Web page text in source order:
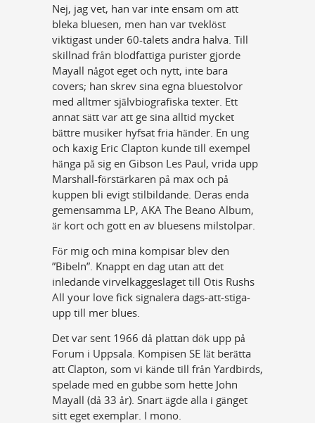
Nej, jag vet, han var inte ensam om att
bleka bluesen, men han var tveklöst
viktigast under 60-talets andra halva. Till
skillnad från blodfattiga purister gjorde
Mayall något eget och nytt, inte bara
covers; han skrev sina egna bluestolvor
med alltmer självbiografiska texter. Ett
annat sätt var att ge sina alltid mycket
bättre musiker hyfsat fria händer. En ung
och kaxig Eric Clapton kunde till exempel
hänga på sig en Gibson Les Paul, vrida upp
Marshall-förstärkaren på max och på
kuppen bli evigt stilbildande. Deras enda
gemensamma LP, AKA The Beano Album,
är kort och gott en av bluesens milstolpar.
För mig och mina kompisar blev den
”Bibeln”. Knappt en dag utan att det
inledande virvelkaggeslaget till Otis Rushs
All your love fick signalera dags-att-stiga-
upp till mer blues.
Det var sent 1966 då plattan dök upp på
Forum i Uppsala. Kompisen SE lät berätta
att Clapton, som vi kände till från Yardbirds,
spelade med en gubbe som hette John
Mayall (då 33 år). Snart ägde alla i gänget
sitt eget exemplar. I mono.